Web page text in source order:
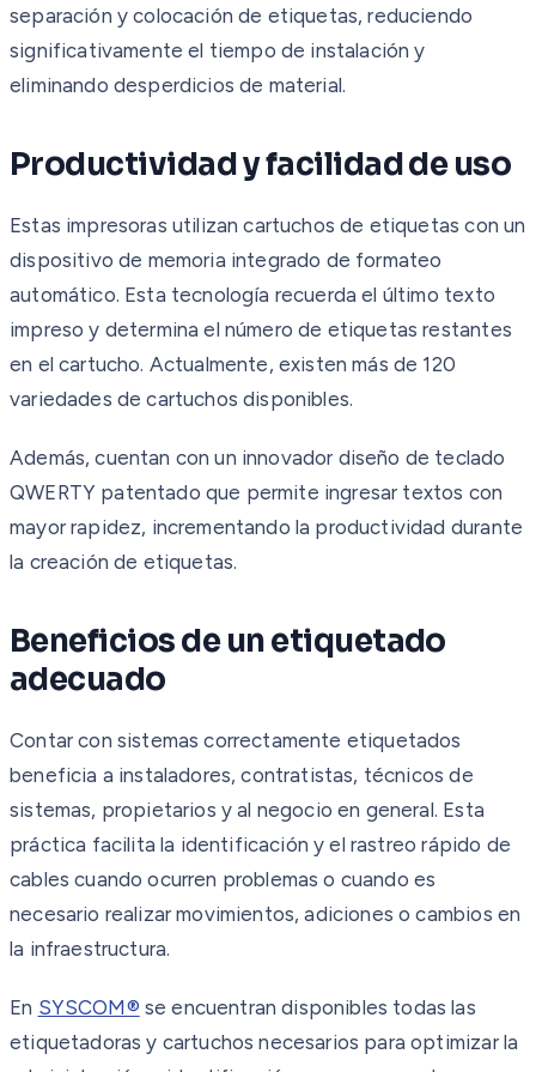
separación y colocación de etiquetas, reduciendo
significativamente el tiempo de instalación y
eliminando desperdicios de material.
Productividad y facilidad de uso
Estas impresoras utilizan cartuchos de etiquetas con un
dispositivo de memoria integrado de formateo
automático. Esta tecnología recuerda el último texto
impreso y determina el número de etiquetas restantes
en el cartucho. Actualmente, existen más de 120
variedades de cartuchos disponibles.
Además, cuentan con un innovador diseño de teclado
QWERTY patentado que permite ingresar textos con
mayor rapidez, incrementando la productividad durante
la creación de etiquetas.
Beneficios de un etiquetado
adecuado
Contar con sistemas correctamente etiquetados
beneficia a instaladores, contratistas, técnicos de
sistemas, propietarios y al negocio en general. Esta
práctica facilita la identificación y el rastreo rápido de
cables cuando ocurren problemas o cuando es
necesario realizar movimientos, adiciones o cambios en
la infraestructura.
En SYSCOM® se encuentran disponibles todas las
etiquetadoras y cartuchos necesarios para optimizar la